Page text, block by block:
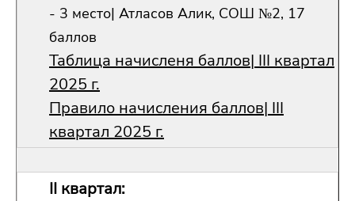
- 3 место| Атласов Алик, СОШ №2, 17
баллов
Таблица начисленя баллов| III квартал
2025 г.
Правило начисления баллов| III
квартал 2025 г.
II квартал: